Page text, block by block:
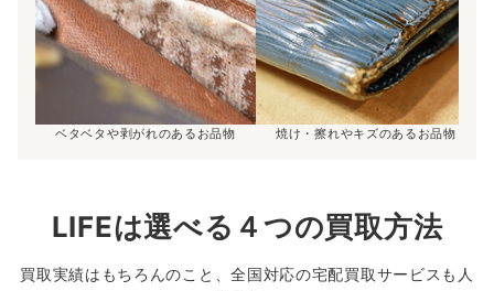
ベタベタや剥がれのあるお品物 焼け・擦れやキズのあるお品物
LIFEは選べる４つの買取方法
買取実績はもちろんのこと、全国対応の宅配買取サービスも人